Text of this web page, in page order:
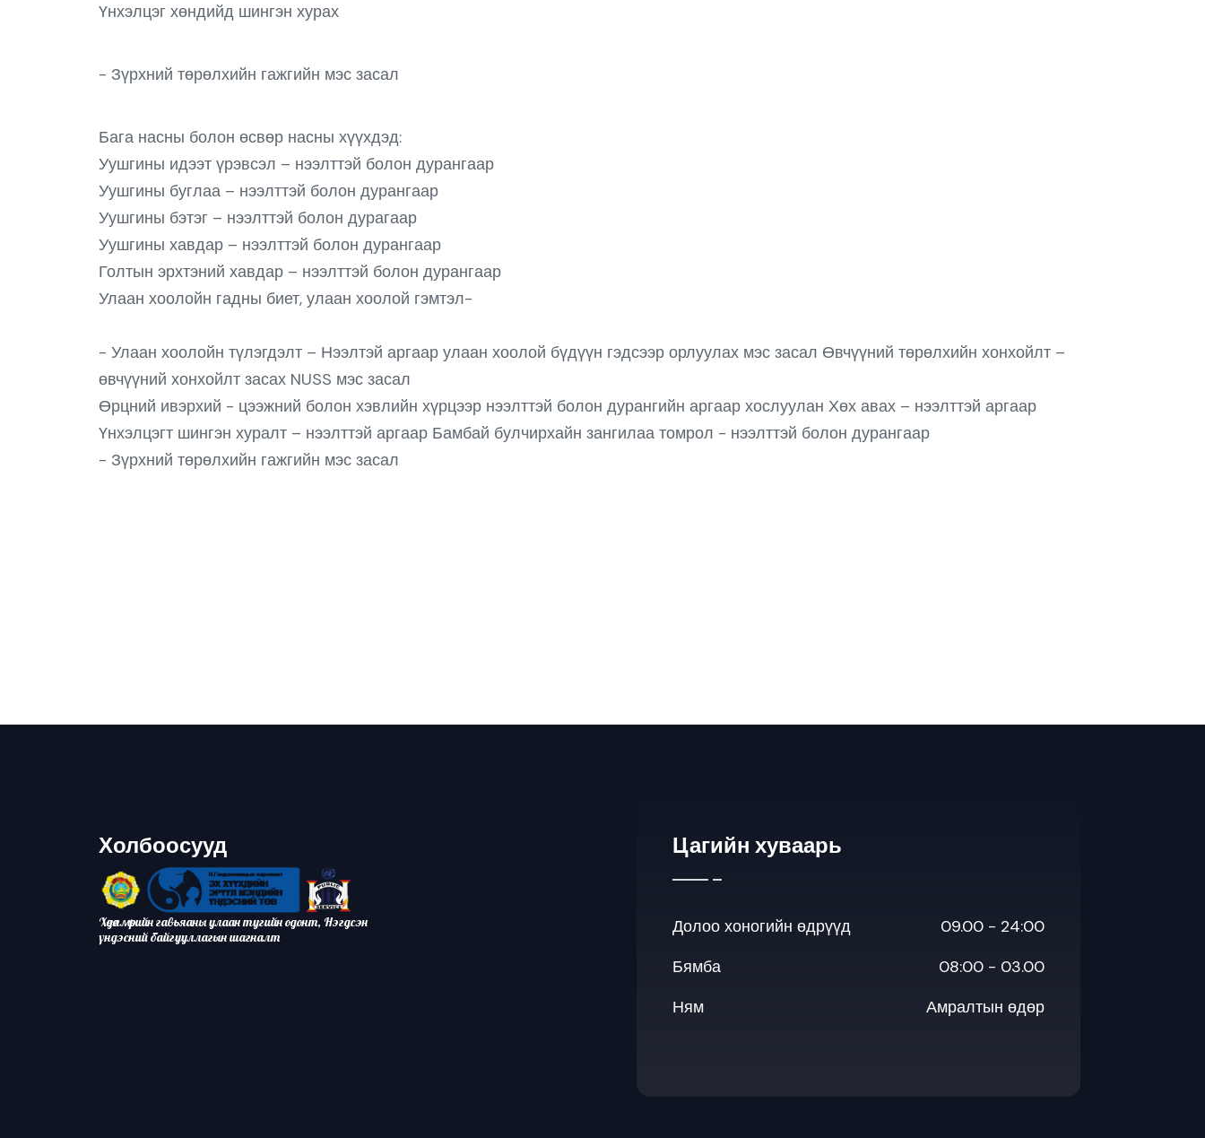
Үнхэлцэг хөндийд шингэн хурах
- Зүрхний төрөлхийн гажгийн мэс засал
Бага насны болон өсвөр насны хүүхдэд:
Уушгины идээт үрэвсэл – нээлттэй болон дурангаар
Уушгины буглаа – нээлттэй болон дурангаар
Уушгины бэтэг – нээлттэй болон дурагаар
Уушгины хавдар – нээлттэй болон дурангаар
Голтын эрхтэний хавдар – нээлттэй болон дурангаар
Улаан хоолойн гадны биет, улаан хоолой гэмтэл-
- Улаан хоолойн түлэгдэлт – Нээлтэй аргаар улаан хоолой бүдүүн гэдсээр орлуулах мэс засал Өвчүүний төрөлхийн хонхойлт –
өвчүүний хонхойлт засах NUSS мэс засал
Өрцний ивэрхий - цээжний болон хэвлийн хүрцээр нээлттэй болон дурангийн аргаар хослуулан Хөх авах – нээлттэй аргаар
Үнхэлцэгт шингэн хуралт – нээлттэй аргаар Бамбай булчирхайн зангилаа томрол - нээлттэй болон дурангаар
- Зүрхний төрөлхийн гажгийн мэс засал
Холбоосууд
Хөдөлмөрийн гавьяаны улаан тугийн одонт, Нэгдсэн
үндэсний байгууллагын шагналт
Цагийн хуваарь
Долоо хоногийн өдрүүд
09.00 - 24:00
Бямба
08:00 - 03.00
Ням
Амралтын өдөр